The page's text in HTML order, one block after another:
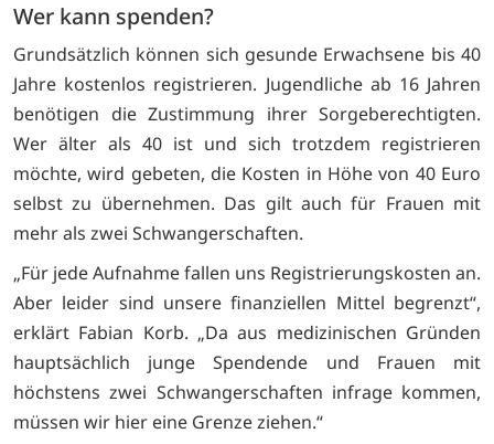
Wer kann spenden?
Grundsätzlich können sich gesunde Erwachsene bis 40
Jahre kostenlos registrieren. Jugendliche ab 16 Jahren
benötigen die Zustimmung ihrer Sorgeberechtigten.
Wer älter als 40 ist und sich trotzdem registrieren
möchte, wird gebeten, die Kosten in Höhe von 40 Euro
selbst zu übernehmen. Das gilt auch für Frauen mit
mehr als zwei Schwangerschaften.
„Für jede Aufnahme fallen uns Registrierungskosten an.
Aber leider sind unsere finanziellen Mittel begrenzt“,
erklärt Fabian Korb. „Da aus medizinischen Gründen
hauptsächlich junge Spendende und Frauen mit
höchstens zwei Schwangerschaften infrage kommen,
müssen wir hier eine Grenze ziehen.“